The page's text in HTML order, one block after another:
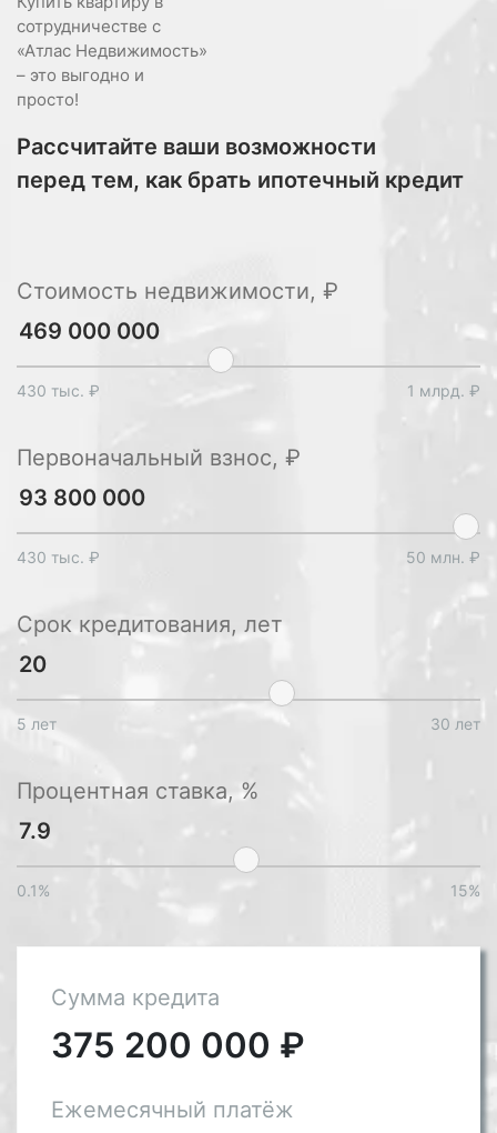
сотрудничестве с
«Атлас Недвижимость»
– это выгодно и
просто!
Рассчитайте ваши возможности
перед тем, как брать ипотечный кредит
Стоимость недвижимости, ₽
430 тыс. ₽ 1 млрд. ₽
Первоначальный взнос, ₽
430 тыс. ₽ 50 млн. ₽
Срок кредитования, лет
5 лет 30 лет
Процентная ставка, %
0.1% 15%
Сумма кредита
375 200 000 ₽
Ежемесячный платёж